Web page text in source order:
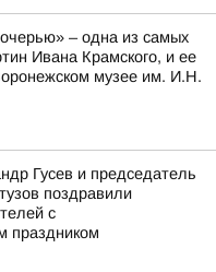
– одна из самых
Ивана Крамского, и ее
музее им. И.Н.
Гусев и председатель
поздравили
с
праздником